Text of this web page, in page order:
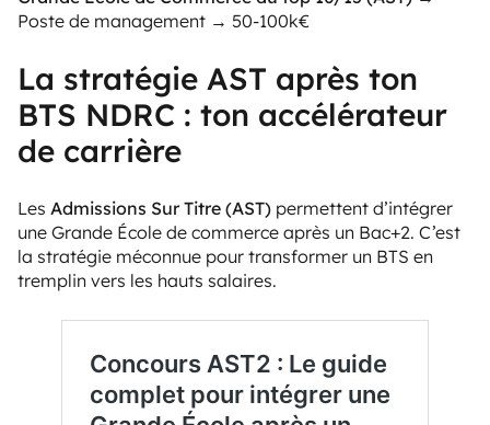
Poste de management → 50-100k€
La stratégie AST après ton
BTS NDRC : ton accélérateur
de carrière
Les Admissions Sur Titre (AST) permettent d’intégrer
une Grande École de commerce après un Bac+2. C’est
la stratégie méconnue pour transformer un BTS en
tremplin vers les hauts salaires.